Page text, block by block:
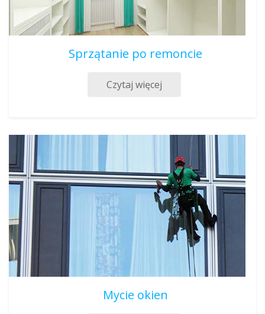
Sprzątanie po remoncie
Czytaj więcej
Mycie okien